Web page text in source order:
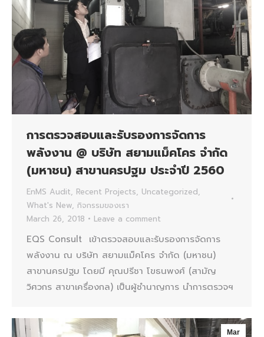
การตรวจสอบและรับรองการจัดการ
พลังงาน @ บริษัท สยามแม็คโคร จำกัด
(มหาชน) สาขานครปฐม ประจำปี 2560
EnMS Audit, Recent Projects, Uncategorized,
What's New, กิจกรรมของเรา
March 26, 2018
Leave a comment
EQS Consult เข้าตรวจสอบและรับรองการจัดการ
พลังงาน ณ บริษัท สยามแม็คโคร จำกัด (มหาชน)
สาขานครปฐม โดยมี คุณปรีชา โขธนพงศ์ (สามัญ
วิศวกร สาขาเครื่องกล) เป็นผู้ชำนาญการ นำการตรวจฯ
Mar